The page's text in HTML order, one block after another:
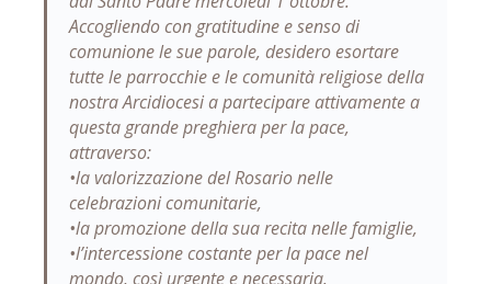
Accogliendo con gratitudine e senso di
comunione le sue parole, desidero esortare
tutte le parrocchie e le comunità religiose della
nostra Arcidiocesi a partecipare attivamente a
questa grande preghiera per la pace,
attraverso:
•la valorizzazione del Rosario nelle
celebrazioni comunitarie,
•la promozione della sua recita nelle famiglie,
•l’intercessione costante per la pace nel
mondo, così urgente e necessaria.